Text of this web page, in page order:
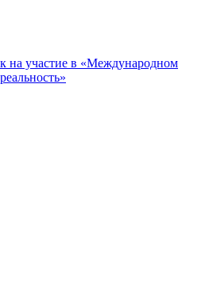
на участие в «Международном